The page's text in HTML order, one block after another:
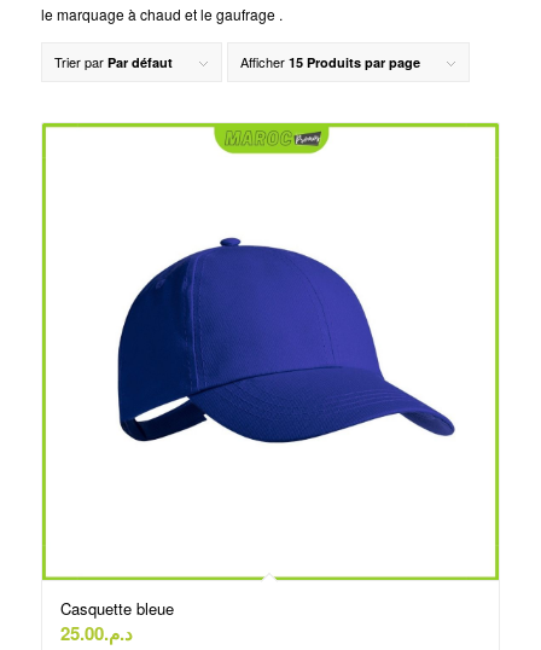
le marquage à chaud et le gaufrage .
Trier par Par défaut Afficher 15 Produits par page
Casquette bleue
د.م.25.00